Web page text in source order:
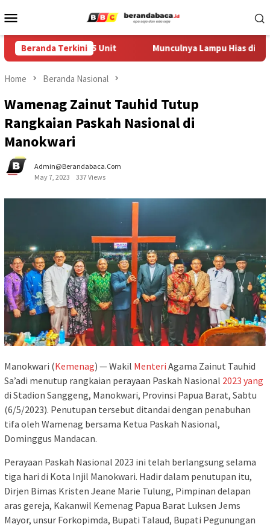
to
Menu
Beranda Terkini
Capai 1.355 Unit Munculnya Lampu Hias di Taman
Home Beranda Nasional
Wamenag Zainut Tauhid Tutup
Rangkaian Paskah Nasional di
Manokwari
Admin@berandabaca.com
May 7, 2023
337 Views
Manokwari (Kemenag) — Wakil Menteri Agama Zainut Tauhid
Sa’adi menutup rangkaian perayaan Paskah Nasional 2023 yang
di Stadion Sanggeng, Manokwari, Provinsi Papua Barat, Sabtu
(6/5/2023). Penutupan tersebut ditandai dengan penabuhan
tifa oleh Wamenag bersama Ketua Paskah Nasional,
Dominggus Mandacan.
Perayaan Paskah Nasional 2023 ini telah berlangsung selama
tiga hari di Kota Injil Manokwari. Hadir dalam penutupan itu,
Dirjen Bimas Kristen Jeane Marie Tulung, Pimpinan delapan
aras gereja, Kakanwil Kemenag Papua Barat Luksen Jems
Mayor, unsur Forkopimda, Bupati Talaud, Bupati Pegunungan